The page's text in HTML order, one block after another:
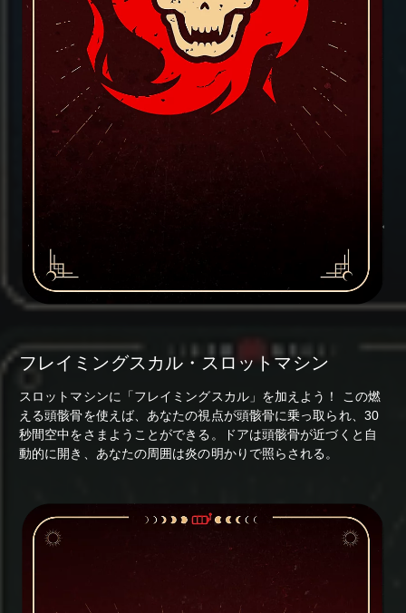
フレイミングスカル・スロットマシン
スロットマシンに「フレイミングスカル」を加えよう！ この燃
える頭骸骨を使えば、あなたの視点が頭骸骨に乗っ取られ、30
秒間空中をさまようことができる。ドアは頭骸骨が近づくと自
動的に開き、あなたの周囲は炎の明かりで照らされる。